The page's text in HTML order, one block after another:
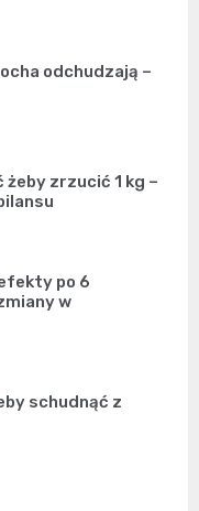
odchudzają –
zrzucić 1 kg –
po 6
w
schudnąć z